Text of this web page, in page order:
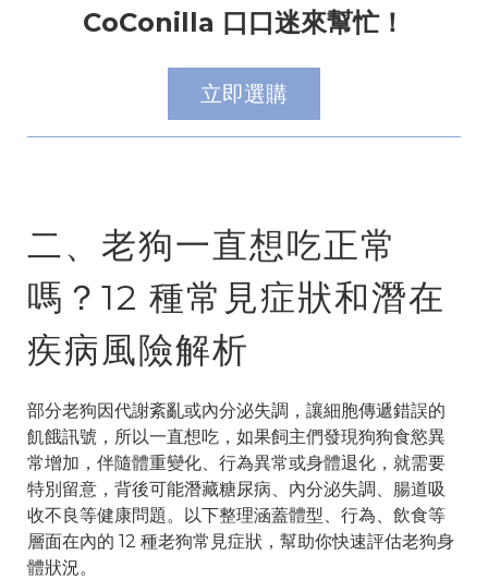
CoConilla 口口迷來幫忙！
立即選購
二、老狗一直想吃正常
嗎？12 種常見症狀和潛在
疾病風險解析
部分老狗因代謝紊亂或內分泌失調，讓細胞傳遞錯誤的
飢餓訊號，所以一直想吃，如果飼主們發現狗狗食慾異
常增加，伴隨體重變化、行為異常或身體退化，就需要
特別留意，背後可能潛藏糖尿病、內分泌失調、腸道吸
收不良等健康問題。以下整理涵蓋體型、行為、飲食等
層面在內的 12 種老狗常見症狀，幫助你快速評估老狗身
體狀況。